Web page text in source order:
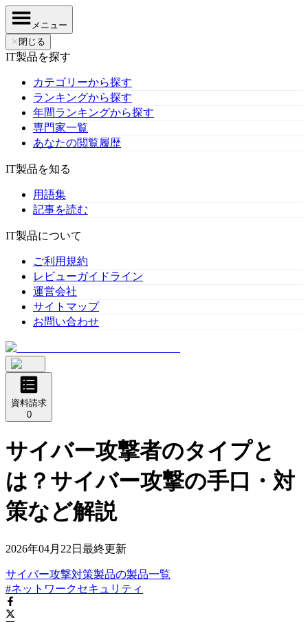
メニュー
✕ 閉じる
IT製品を探す
カテゴリーから探す
ランキングから探す
年間ランキングから探す
専門家一覧
あなたの閲覧履歴
IT製品を知る
用語集
記事を読む
IT製品について
ご利用規約
レビューガイドライン
運営会社
サイトマップ
お問い合わせ
資料請求
0
サイバー攻撃者のタイプと
は？サイバー攻撃の手口・対
策など解説
2026年04月22日 最終更新
サイバー攻撃対策製品の製品一覧
#ネットワークセキュリティ